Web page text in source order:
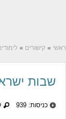
ראשי » קישורים »
שבות
כניסות: 939